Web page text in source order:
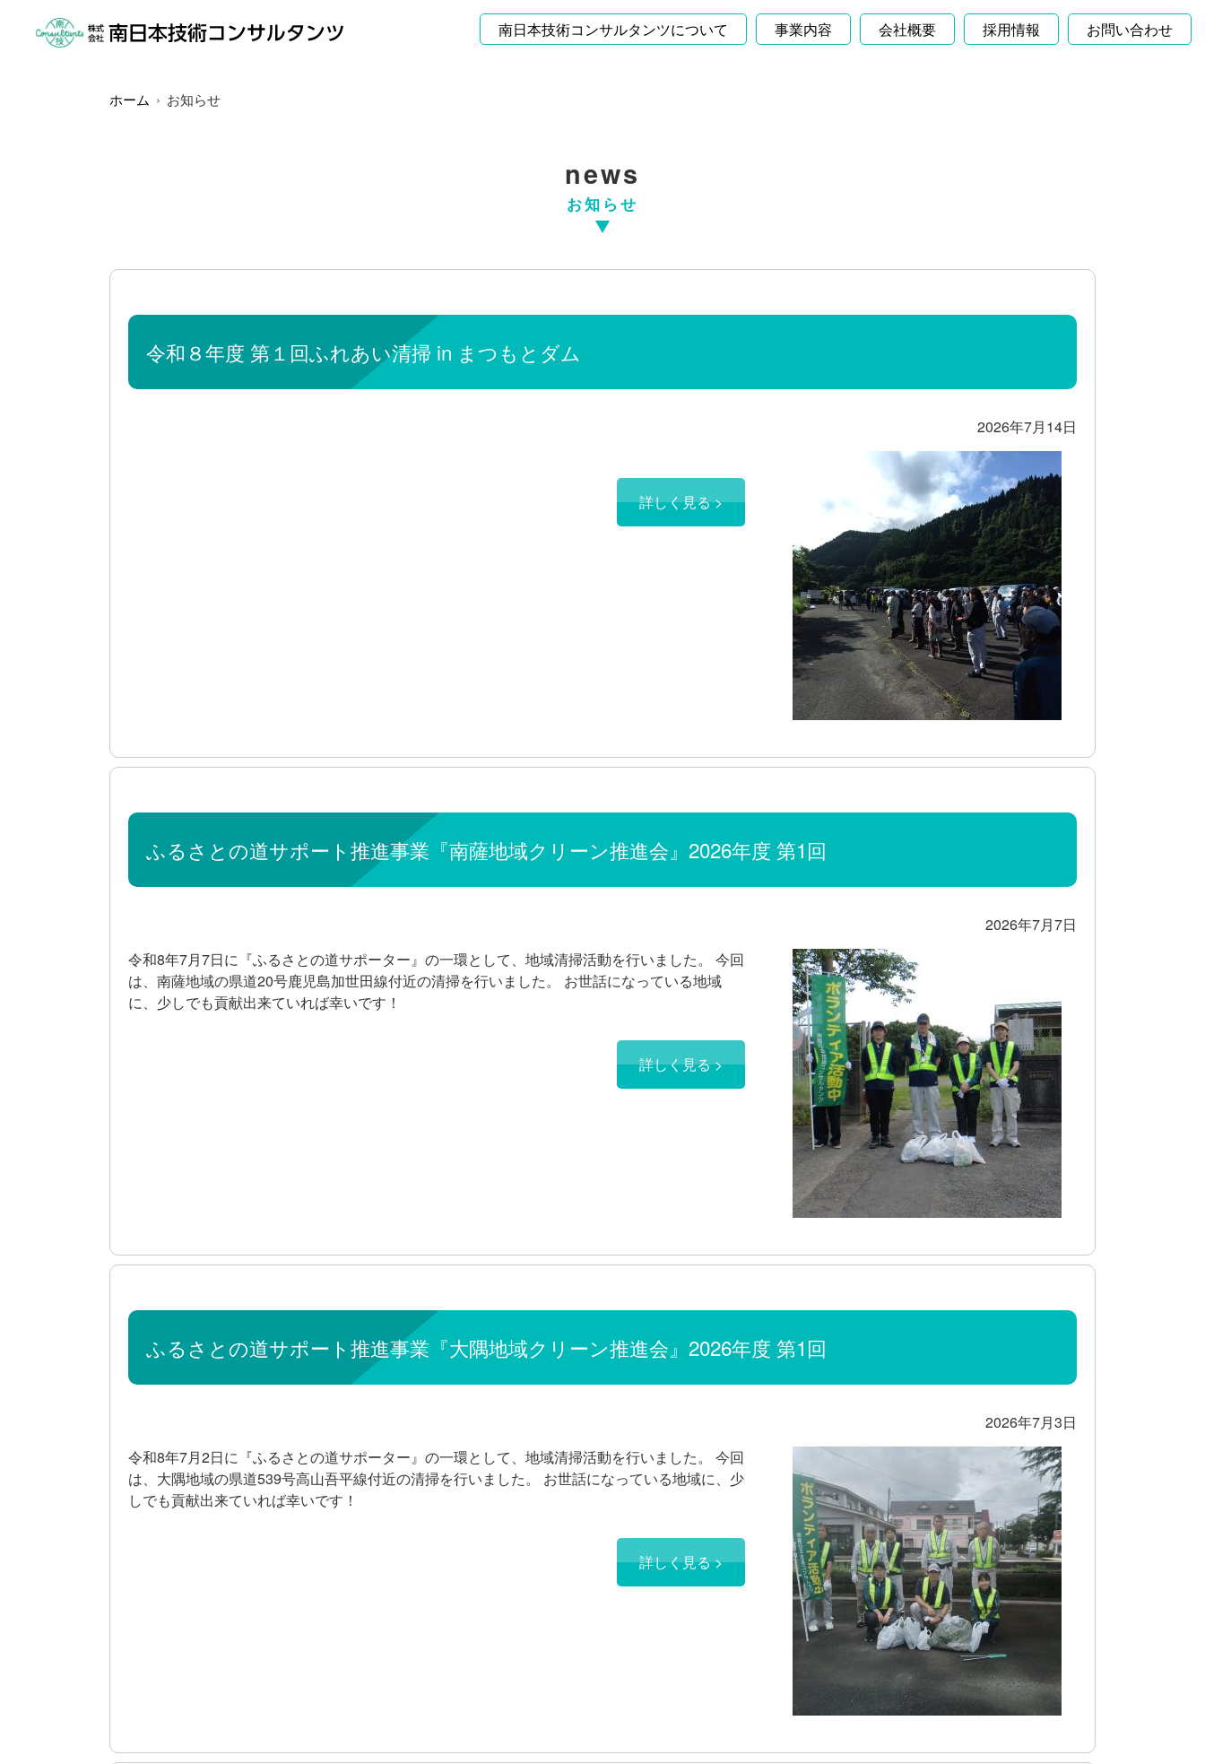
南日本技術コンサルタンツについて 事業内容 会社概要 採用情報 お問い合わせ
ホーム お知らせ
news
お知らせ
令和８年度 第１回ふれあい清掃 in まつもとダム
2026年7月14日
詳しく見る >
ふるさとの道サポート推進事業『南薩地域クリーン推進会』2026年度 第1回
2026年7月7日
令和8年7月7日に『ふるさとの道サポーター』の一環として、地域清掃活動を行いました。 今回
は、南薩地域の県道20号鹿児島加世田線付近の清掃を行いました。 お世話になっている地域
に、少しでも貢献出来ていれば幸いです！
詳しく見る >
ふるさとの道サポート推進事業『大隅地域クリーン推進会』2026年度 第1回
2026年7月3日
令和8年7月2日に『ふるさとの道サポーター』の一環として、地域清掃活動を行いました。 今回
は、大隅地域の県道539号高山吾平線付近の清掃を行いました。 お世話になっている地域に、少
しでも貢献出来ていれば幸いです！
詳しく見る >